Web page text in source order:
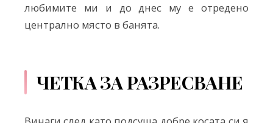
любимите ми и до днес му е отредено
централно място в банята.
ЧЕТКА ЗА РАЗРЕСВАНЕ